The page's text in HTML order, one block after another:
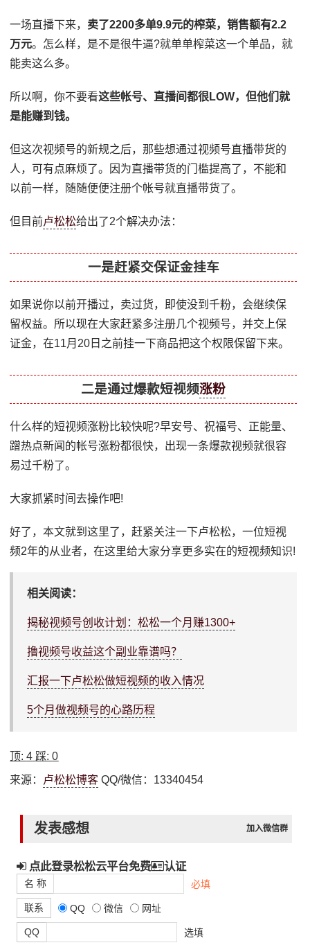
一场直播下来， 卖了2200多单9.9元的榨菜，销售额有2.2
万元。怎么样，是不是很牛逼?就单单榨菜这一个单品，就
能卖这么多。
所以啊，你不要看这些帐号、直播间都很LOW，但他们就
是能赚到钱。
但这次视频号的新规之后，那些想通过视频号直播带货的
人，可有点麻烦了。因为直播带货的门槛提高了，不能和
以前一样，随随便便注册个帐号就直播带货了。
但目前卢松松给出了2个解决办法：
一是赶紧交保证金挂车
如果说你以前开播过，卖过货，即使没到千粉，会继续保
留权益。所以现在大家赶紧多注册几个视频号，并交上保
证金，在11月20日之前挂一下商品把这个权限保留下来。
二是通过爆款短视频涨粉
什么样的短视频涨粉比较快呢?早安号、祝福号、正能量、
蹭热点新闻的帐号涨粉都很快，出现一条爆款视频就很容
易过千粉了。
大家抓紧时间去操作吧!
好了，本文就到这里了，赶紧关注一下卢松松，一位短视
频2年的从业者，在这里给大家分享更多实在的短视频知识!
相关阅读：
揭秘视频号创收计划：松松一个月赚1300+
撸视频号收益这个副业靠谱吗？
汇报一下卢松松做短视频的收入情况
5个月做视频号的心路历程
顶:4 踩:0
来源： 卢松松博客 QQ/微信：13340454
发表感想 加入微信群
点此登录松松云平台免费 认证
名 称 必填
联系 QQ 微信 网址
QQ 选填